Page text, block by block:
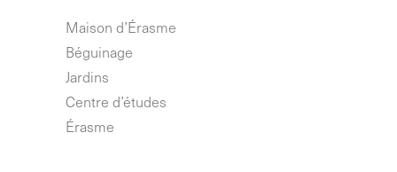
Maison d’Érasme
Béguinage
Jardins
Centre d’études
Érasme